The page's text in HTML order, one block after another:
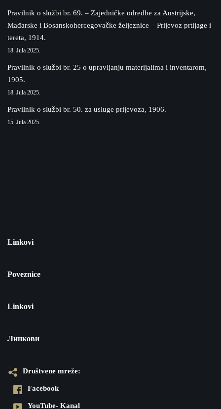
Pravilnik o službi br. 69. – Zajedničke odredbe za Austrijske,
Mađarske i Bosanskohercegovačke željeznice – Prijevoz prtljage i
tereta, 1914.
18. Jula 2025.
Pravilnik o službi br. 25 o upravljanju materijalima i inventarom,
1905.
18. Jula 2025.
Pravilnik o službi br. 50. za usluge prijevoza, 1906.
15. Jula 2025.
Linkovi
Poveznice
Linkovi
Линкови
Društvene mreže:
Facebook
YouTube- Kanal